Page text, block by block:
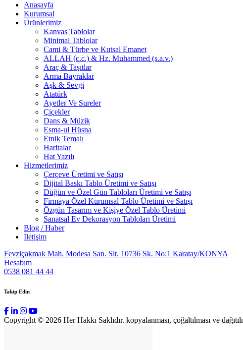
Anasayfa
Kurumsal
Ürünlerimiz
Kanvas Tablolar
Minimal Tablolar
Cami & Türbe ve Kutsal Emanet
ALLAH (c.c.) & Hz. Muhammed (s.a.v.)
Araç & Taşıtlar
Arma Bayraklar
Aşk & Sevgi
Atatürk
Ayetler Ve Sureler
Çiçekler
Dans & Müzik
Esma-ul Hüsna
Etnik Temalı
Haritalar
Hat Yazılı
Hizmetlerimiz
Çerçeve Üretimi ve Satışı
Dijital Baskı Tablo Üretimi ve Satışı
Düğün ve Özel Gün Tabloları Üretimi ve Satışı
Firmaya Özel Kurumsal Tablo Üretimi ve Satışı
Özgün Tasarım ve Kişiye Özel Tablo Üretimi
Sanatsal Ev Dekorasyon Tabloları Üretimi
Blog / Haber
İletişim
Fevziçakmak Mah. Modesa San. Sit. 10736 Sk. No:1 Karatay/KONYA
Hesabım
0538 081 44 44
Takip Edin
Copyright © 2026 Her Hakkı Saklıdır. kopyalanması, çoğaltılması ve